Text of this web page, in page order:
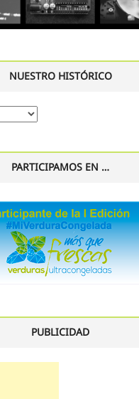
NUESTRO HISTÓRICO
PARTICIPAMOS EN …
PUBLICIDAD